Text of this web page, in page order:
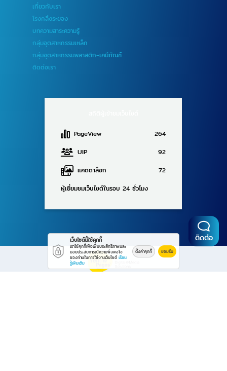
เกี่ยวกับเรา
โรงกลึงระยอง
บทความสาระความรู้
กลุ่มอุตสาหกรรมเหล็ก
กลุ่มอุตสาหกรรมพลาสติก-เคมีภัณฑ์
ติดต่อเรา
PageView
264
UIP
92
แคตตาล็อก
72
ผู้เยี่ยมชมเว็บไซต์ในรอบ 24 ชั่วโมง
ติดต่อ
เว็บไซต์นี้ใช้คุกกี้
เราใช้คุกกี้เพื่อเพิ่มประสิทธิภาพและ
มอบประสบการณ์ความพึงพอใจ
ของท่านในการใช้งานเว็บไซต์ เรียน
รู้เพิ่มเติม
ตั้งค่าคุกกี้ ยอมรับ